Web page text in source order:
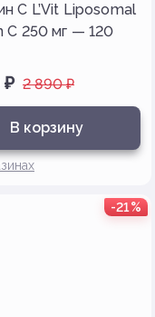
С L’Vit Liposomal
C 250 мг — 120
₽ 2 890₽
В корзину
-21%